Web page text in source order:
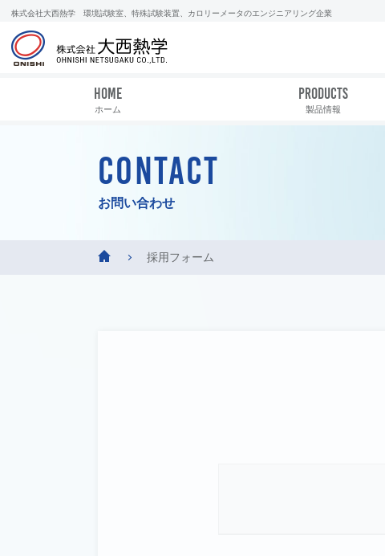
株式会社大西熱学 環境試験室、特殊試験装置、カロリーメータのエンジニアリング企業
HOME
ホーム
PRODUCTS
製品情報
CONTACT
お問い合わせ
採用フォーム